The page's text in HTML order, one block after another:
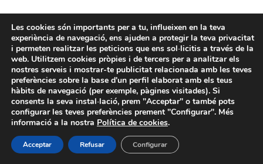
Les cookies són importants per a tu, influeixen en la teva
experiència de navegació, ens ajuden a protegir la teva privacitat
i permeten realitzar les peticions que ens sol·licitis a través de la
web. Utilitzem cookies pròpies i de tercers per a analitzar els
nostres serveis i mostrar-te publicitat relacionada amb les teves
preferències sobre la base d'un perfil elaborat amb els teus
hàbits de navegació (per exemple, pàgines visitades). Si
consents la seva instal·lació, prem "Acceptar" o també pots
configurar les teves preferències prement "Configurar". Més
informació a la nostra Política de cookies.
Acceptar Refusar Configurar